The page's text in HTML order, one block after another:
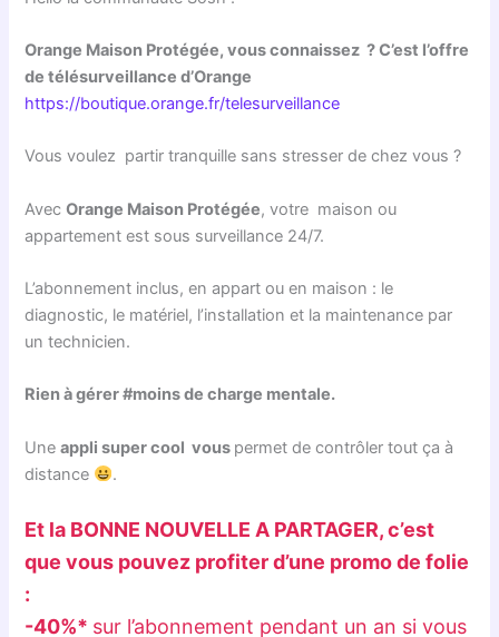
Orange Maison Protégée, vous connaissez ? C’est l’offre
de télésurveillance d’Orange
https://boutique.orange.fr/telesurveillance
Vous voulez partir tranquille sans stresser de chez vous ?
AvecOrange Maison Protégée, votre maison ou
appartement est sous surveillance 24/7.
L’abonnement inclus, en appart ou en maison : le
diagnostic, le matériel, l’installation et la maintenance par
un technicien.
Rien à gérer #moins de charge mentale.
Uneappli super cool vous permet de contrôler tout ça à
distance
.
Et la BONNE NOUVELLE A PARTAGER, c’est
que vous pouvez profiter d’une promo de folie
:
-40%* sur l’abonnement pendant un an si vous